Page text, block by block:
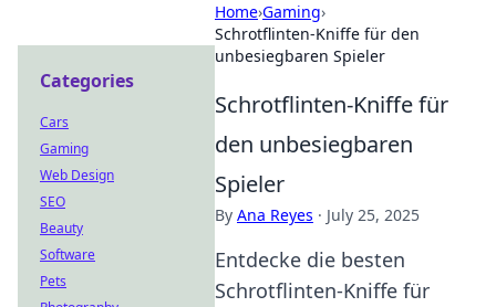
Home›Gaming›
Schrotflinten-Kniffe für den
unbesiegbaren Spieler
Schrotflinten-Kniffe für
den unbesiegbaren
Spieler
By Ana Reyes · July 25, 2025
Entdecke die besten
Schrotflinten-Kniffe für
Categories
Cars
Gaming
Web Design
SEO
Beauty
Software
Pets